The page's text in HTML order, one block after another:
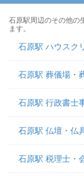
石原駅周辺のその他の
ます。
石原駅 ハウスク
石原駅 葬儀場・
石原駅 行政書士
石原駅 仏壇・仏
石原駅 税理士・